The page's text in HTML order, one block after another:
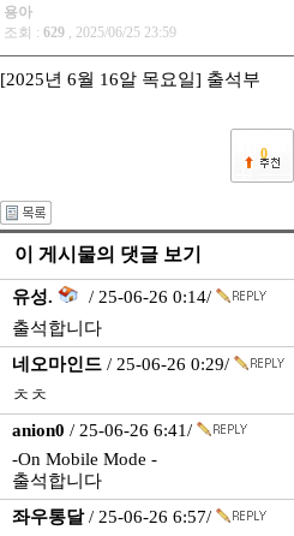
용아
조회 : 629 , 2025/06/25 23:59
[2025년 6월 16알 목요일] 출석부
0
이 게시물의 댓글 보기
유성.
/ 25-06-26 0:14/
출석합니다
네오마인드 / 25-06-26 0:29/
ㅊㅊ
anion0 / 25-06-26 6:41/
-On Mobile Mode -
출석합니다
좌우통달/ 25-06-26 6:57/